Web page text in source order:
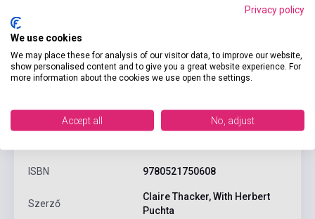
Termékjellemzők
ISBN 9780521750608
Szerző
Claire Thacker, With Herbert
Puchta
Privacy policy
We use cookies
We may place these for analysis of our visitor data, to improve our website,
show personalised content and to give you a great website experience. For
more information about the cookies we use open the settings.
Accept all No, adjust